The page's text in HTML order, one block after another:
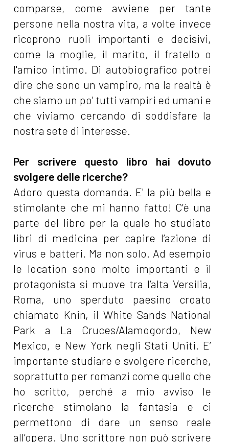
comparse, come avviene per tante
persone nella nostra vita, a volte invece
ricoprono ruoli importanti e decisivi,
come la moglie, il marito, il fratello o
l'amico intimo. Di autobiografico potrei
dire che sono un vampiro, ma la realtà è
che siamo un po' tutti vampiri ed umani e
che viviamo cercando di soddisfare la
nostra sete di interesse.
Per scrivere questo libro hai dovuto
svolgere delle ricerche?
Adoro questa domanda. E' la più bella e
stimolante che mi hanno fatto! C’è una
parte del libro per la quale ho studiato
libri di medicina per capire l’azione di
virus e batteri. Ma non solo. Ad esempio
le location sono molto importanti e il
protagonista si muove tra l’alta Versilia,
Roma, uno sperduto paesino croato
chiamato Knin, il White Sands National
Park a La Cruces/Alamogordo, New
Mexico, e New York negli Stati Uniti. E’
importante studiare e svolgere ricerche,
soprattutto per romanzi come quello che
ho scritto, perché a mio avviso le
ricerche stimolano la fantasia e ci
permettono di dare un senso reale
all’opera. Uno scrittore non può scrivere